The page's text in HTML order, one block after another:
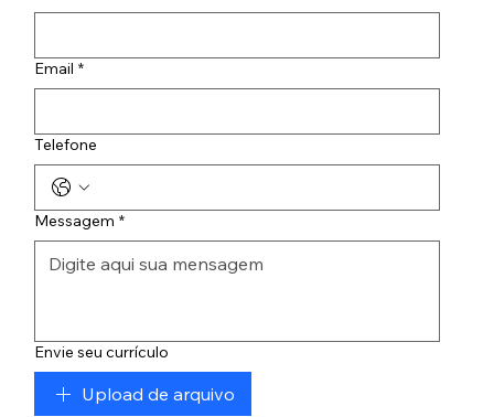
87030-
120
br Telefone:
0100
Email *
Telefone
Messagem *
Envie seu currículo
Upload de arquivo